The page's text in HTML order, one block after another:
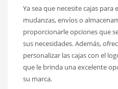
Ya sea que necesite cajas
mudanzas, envíos o
proporcionarle opciones que
sus necesidades. Además,
personalizar las cajas con el
que le brinda una excelente
su marca.